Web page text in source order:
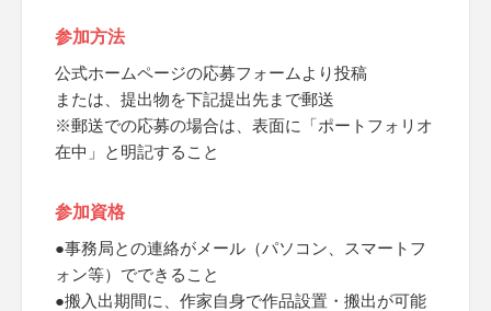
参加方法
公式ホームページの応募フォームより投稿
または、提出物を下記提出先まで郵送
※郵送での応募の場合は、表面に「ポートフォリオ
在中」と明記すること
参加資格
●事務局との連絡がメール（パソコン、スマートフ
ォン等）でできること
●搬入出期間に、作家自身で作品設置・搬出が可能